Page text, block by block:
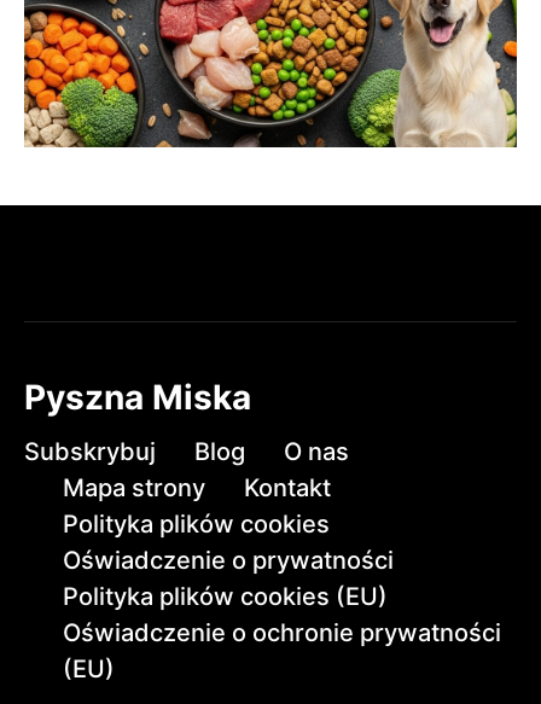
Pyszna Miska
Subskrybuj Blog
O nas
Mapa strony
Kontakt
Polityka plików cookies
Oświadczenie o prywatności
Polityka plików cookies (EU)
Oświadczenie o ochronie prywatności
(EU)